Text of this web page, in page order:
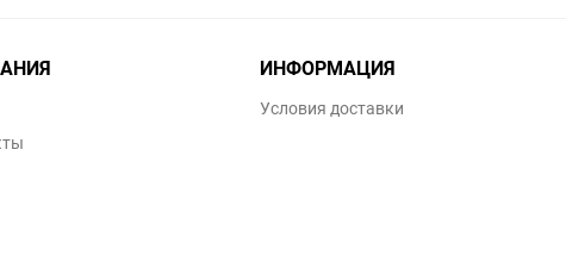
ИНФОРМАЦИЯ
Условия доставки